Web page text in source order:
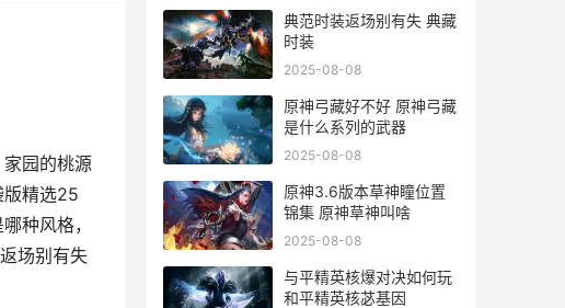
园的桃源
版精选25
种风格，
场别有失
典范时装返场别有失 典藏
时装
2025-08-08
原神弓藏好不好 原神弓藏
是什么系列的武器
2025-08-08
原神3.6版本草神瞳位置
锦集 原神草神叫啥
2025-08-08
与平精英核爆对决如何玩
和平精英核苾基因